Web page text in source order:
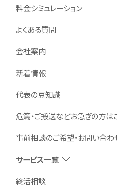
料金シミュレーション
よくある質問
会社案内
新着情報
代表の豆知識
危篤・ご搬送などお急ぎの方は
事前相談のご希望・お問い合わ
サービス一覧
終活相談